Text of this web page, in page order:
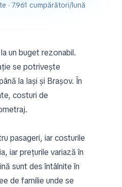
· 7.961 cumpărători/lună
un buget rezonabil.
se potrivește
la Iași și Brașov. În
costuri de
pasageri, iar costurile
iar prețurile variază în
sunt des întâlnite în
de familie unde se